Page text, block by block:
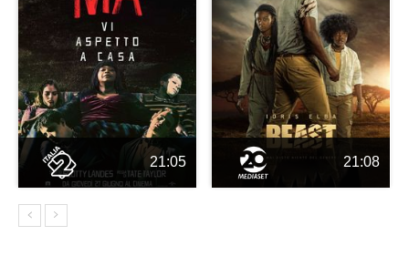
21:05 21:08